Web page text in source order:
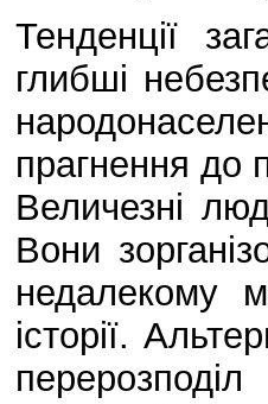
Тенденції
глибші
прагнення до
Величезні
Вони
недалекому
історії.